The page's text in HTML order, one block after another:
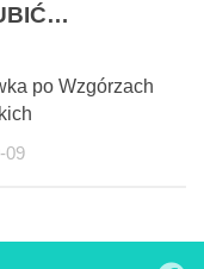
po Wzgórzach
09